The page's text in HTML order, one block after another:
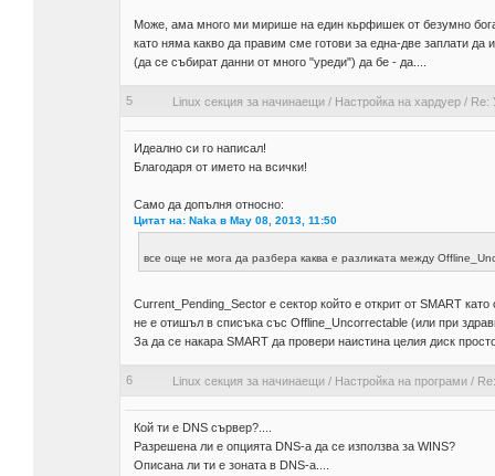
Може, ама много ми мирише на един кьрфишек от безумно
като няма какво да правим сме готови за една-две заплати
(да се събират данни от много "уреди") да бе - да....
5 Linux секция за начинаещи/ Настройка на хардуер/ Re:
Идеално си го написал!
Благодаря от името на всички!
Само да допълня относно:
Цитат на: Naka в May 08, 2013, 11:50
все още не мога да разбера каква е разликата между
Current_Pending_Sector е сектор който е открит от SMART
не е отишъл в списъка със Offline_Uncorrectable (или при
За да се накара SMART да провери наистина целия диск
6 Linux секция за начинаещи/ Настройка на програми/
Кой ти е DNS сървер?....
Разрешена ли е опцията DNS-а да се използва за WINS?
Описана ли ти е зоната в DNS-a....